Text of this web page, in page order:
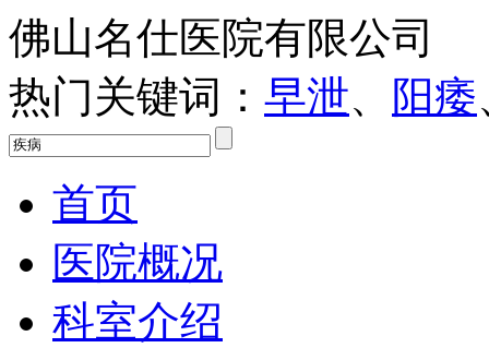
佛山名仕医院有限公司
热门关键词： 早泄、 阳痿
首页
医院概况
科室介绍